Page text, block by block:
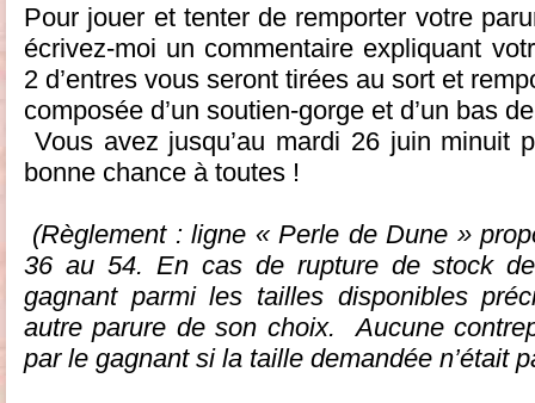
Pour jouer et tenter de remporter votre
écrivez-moi un commentaire expliquant
2 d’entres vous seront tirées au sort et
composée d’un soutien-gorge et d’un bas
Vous avez jusqu’au mardi 26 juin minuit
bonne chance à toutes !
(Règlement : ligne « Perle de Dune »
36 au 54. En cas de rupture de stock
gagnant parmi les tailles disponibles
autre parure de son choix.
Aucune
par le gagnant si la taille demandée n’était